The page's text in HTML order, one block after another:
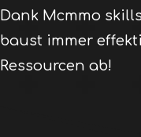
Dank Mcmmo
baust immer
Ressourcen ab!